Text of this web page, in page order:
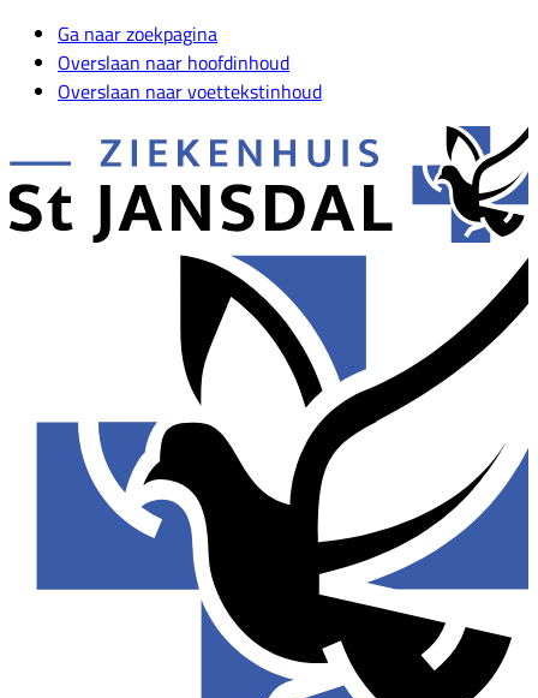
Ga naar zoekpagina
Overslaan naar hoofdinhoud
Overslaan naar voettekstinhoud